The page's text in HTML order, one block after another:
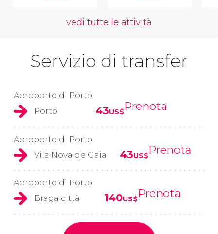
vedi tutte le attività
Servizio di transfer
Aeroporto di Porto
Porto
43US$Prenota
Aeroporto di Porto
Vila Nova de Gaia
43US$Prenota
Aeroporto di Porto
Braga città
140US$Prenota